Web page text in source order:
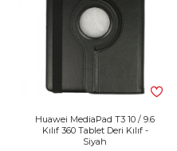
Huawei MediaPad T3 10 / 9.6
Kılıf 360 Tablet Deri Kılıf -
Siyah